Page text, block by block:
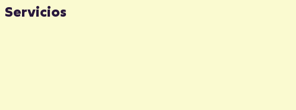
Servicios